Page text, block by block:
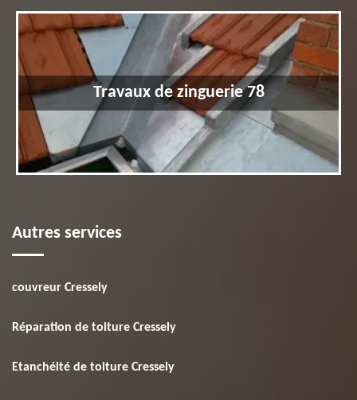
Travaux de zinguerie 78
Autres services
couvreur Cressely
Réparation de toiture Cressely
Etanchéité de toiture Cressely